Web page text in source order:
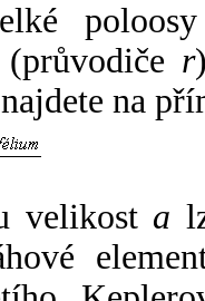
poloosy
r
na
velikost a